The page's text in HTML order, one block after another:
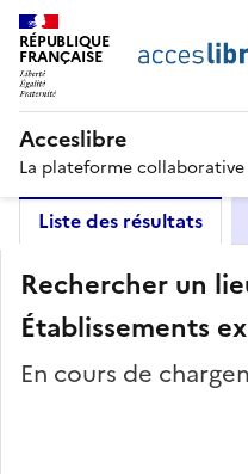
RÉPUBLIQUE
FRANÇAISE
Acceslibre
La plateforme collaborative
Liste des résultats
Rechercher un
Établissements
En cours de